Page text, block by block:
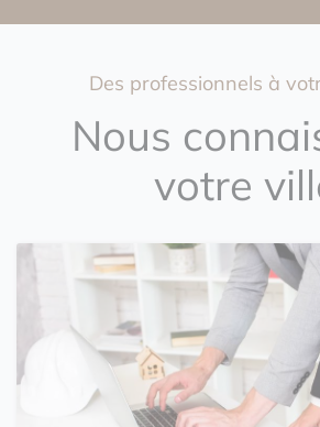
Des professionnels à
Nous
votre